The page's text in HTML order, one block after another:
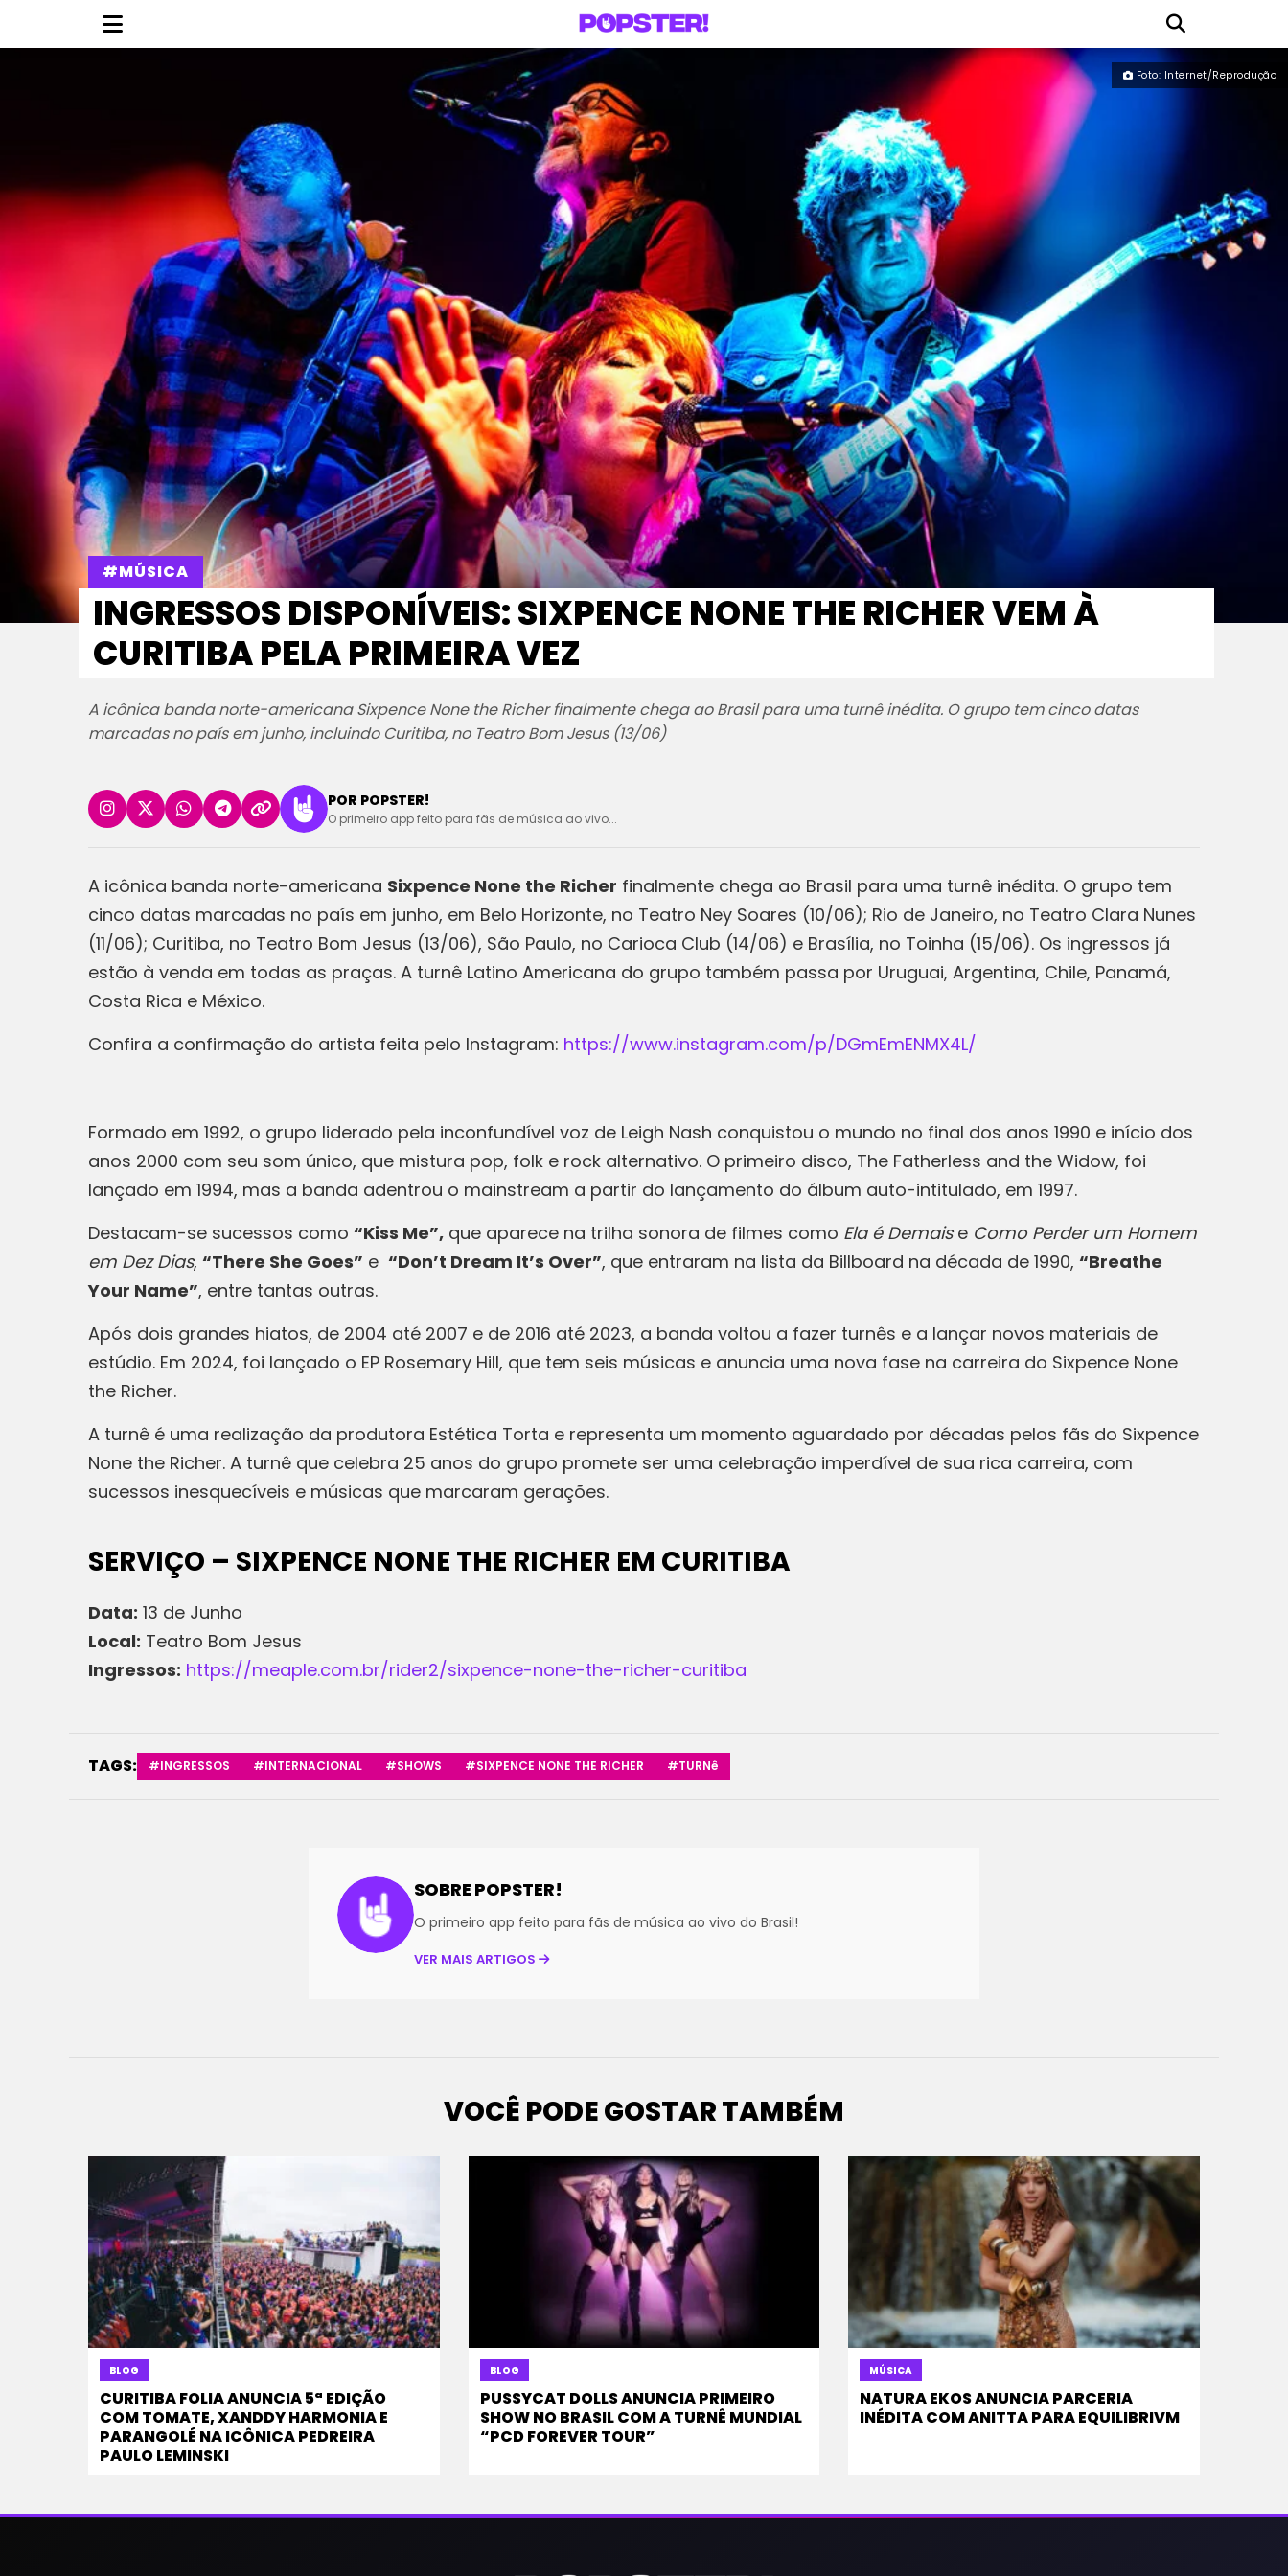
Foto: Internet/Reprodução
#MÚSICA
INGRESSOS DISPONÍVEIS: SIXPENCE NONE THE RICHER VEM À
CURITIBA PELA PRIMEIRA VEZ
A icônica banda norte-americana Sixpence None the Richer finalmente chega ao Brasil para uma turnê inédita. O grupo tem cinco datas
marcadas no país em junho, incluindo Curitiba, no Teatro Bom Jesus (13/06)
POR POPSTER!
O primeiro app feito para fãs de música ao vivo...
A icônica banda norte-americana Sixpence None the Richer finalmente chega ao Brasil para uma turnê inédita. O grupo tem
cinco datas marcadas no país em junho, em Belo Horizonte, no Teatro Ney Soares (10/06); Rio de Janeiro, no Teatro Clara Nunes
(11/06); Curitiba, no Teatro Bom Jesus (13/06), São Paulo, no Carioca Club (14/06) e Brasília, no Toinha (15/06). Os ingressos já
estão à venda em todas as praças. A turnê Latino Americana do grupo também passa por Uruguai, Argentina, Chile, Panamá,
Costa Rica e México.
Confira a confirmação do artista feita pelo Instagram: https://www.instagram.com/p/DGmEmENMX4L/
Formado em 1992, o grupo liderado pela inconfundível voz de Leigh Nash conquistou o mundo no final dos anos 1990 e início dos
anos 2000 com seu som único, que mistura pop, folk e rock alternativo. O primeiro disco, The Fatherless and the Widow, foi
lançado em 1994, mas a banda adentrou o mainstream a partir do lançamento do álbum auto-intitulado, em 1997.
Destacam-se sucessos como “Kiss Me”, que aparece na trilha sonora de filmes como Ela é Demaise Como Perder um Homem
em Dez Dias, “There She Goes” e “Don’t Dream It’s Over”, que entraram na lista da Billboard na década de 1990, “Breathe
Your Name”, entre tantas outras.
Após dois grandes hiatos, de 2004 até 2007 e de 2016 até 2023, a banda voltou a fazer turnês e a lançar novos materiais de
estúdio. Em 2024, foi lançado o EP Rosemary Hill, que tem seis músicas e anuncia uma nova fase na carreira do Sixpence None
the Richer.
A turnê é uma realização da produtora Estética Torta e representa um momento aguardado por décadas pelos fãs do Sixpence
None the Richer. A turnê que celebra 25 anos do grupo promete ser uma celebração imperdível de sua rica carreira, com
sucessos inesquecíveis e músicas que marcaram gerações.
SERVIÇO – SIXPENCE NONE THE RICHER EM CURITIBA
Data: 13 de Junho
Local: Teatro Bom Jesus
Ingressos: https://meaple.com.br/rider2/sixpence-none-the-richer-curitiba
TAGS: #INGRESSOS #INTERNACIONAL #SHOWS #SIXPENCE NONE THE RICHER #TURNê
SOBRE POPSTER!
O primeiro app feito para fãs de música ao vivo do Brasil!
VER MAIS ARTIGOS
VOCÊ PODE GOSTAR TAMBÉM
BLOG
CURITIBA FOLIA ANUNCIA 5ª EDIÇÃO
COM TOMATE, XANDDY HARMONIA E
PARANGOLÉ NA ICÔNICA PEDREIRA
PAULO LEMINSKI
BLOG
PUSSYCAT DOLLS ANUNCIA PRIMEIRO
SHOW NO BRASIL COM A TURNÊ MUNDIAL
“PCD FOREVER TOUR”
MÚSICA
NATURA EKOS ANUNCIA PARCERIA
INÉDITA COM ANITTA PARA EQUILIBRIVM